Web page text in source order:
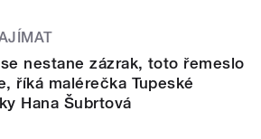
nestane zázrak, toto řemeslo
říká malérečka Tupeské
Hana Šubrtová